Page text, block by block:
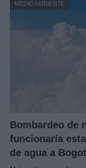
MEDIO AMBIENTE
Bombardeo de
funcionaría
de agua a